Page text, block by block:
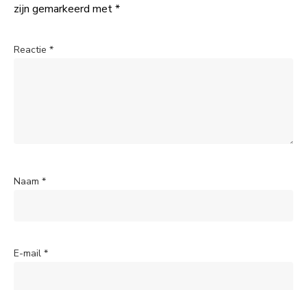
zijn gemarkeerd met*
Reactie *
Naam *
E-mail *